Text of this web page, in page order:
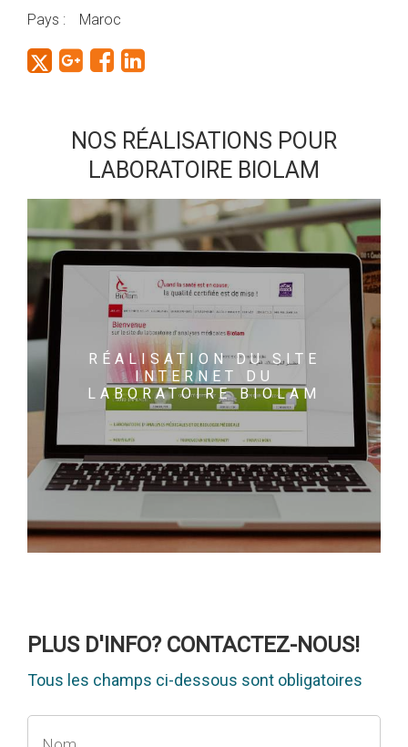
Pays :
Maroc
NOS RÉALISATIONS POUR
LABORATOIRE BIOLAM
RÉALISATION DU SITE
INTERNET DU
LABORATOIRE BIOLAM
PLUS D'INFO? CONTACTEZ-NOUS!
Tous les champs ci-dessous sont obligatoires